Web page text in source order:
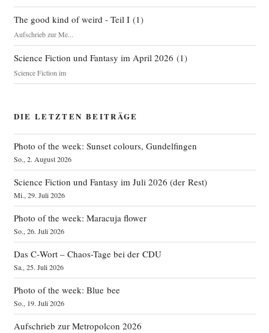
The good kind of weird - Teil I(1)
Aufschrieb zur Me...
Science Fiction und Fantasy im April 2026 (1)
Science Fiction im
DIE LETZTEN BEITRÄGE
Photo of the week: Sunset colours, Gundelfingen
So., 2. August 2026
Science Fiction und Fantasy im Juli 2026 (der Rest)
Mi., 29. Juli 2026
Photo of the week: Maracuja flower
So., 26. Juli 2026
Das C‑Wort – Chaos-Tage bei der CDU
Sa., 25. Juli 2026
Photo of the week: Blue bee
So., 19. Juli 2026
Aufschrieb zur Metropolcon 2026